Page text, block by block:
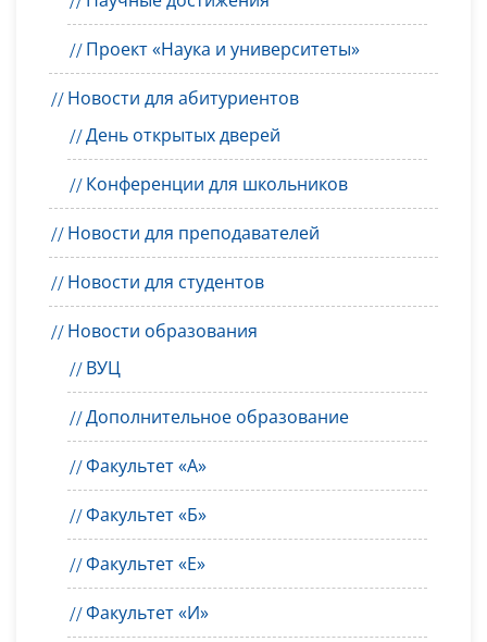
Проект «Наука и университеты»
Новости для абитуриентов
День открытых дверей
Конференции для школьников
Новости для преподавателей
Новости для студентов
Новости образования
ВУЦ
Дополнительное образование
Факультет «А»
Факультет «Б»
Факультет «Е»
Факультет «И»